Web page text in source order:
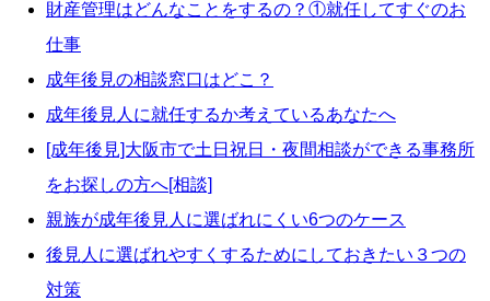
財産管理はどんなことをするの？①就任してすぐのお
仕事
成年後見の相談窓口はどこ？
成年後見人に就任するか考えているあなたへ
[成年後見]大阪市で土日祝日・夜間相談ができる事務所
をお探しの方へ[相談]
親族が成年後見人に選ばれにくい6つのケース
後見人に選ばれやすくするためにしておきたい３つの
対策